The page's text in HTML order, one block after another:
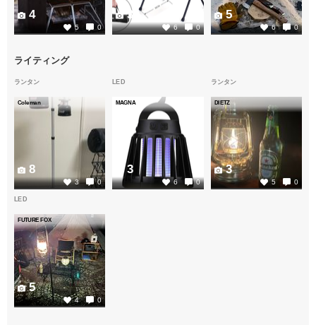
5 0
4
6 0
3
6 0
5
ライティング
ランタン
Coleman
3 0
8
LED
MAGNA
6 0
3
ランタン
DIETZ
5 0
3
LED
FUTURE FOX
4 0
5